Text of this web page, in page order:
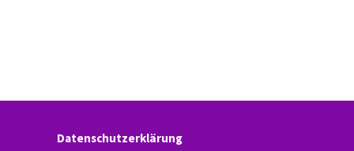
Datenschutzerklärung